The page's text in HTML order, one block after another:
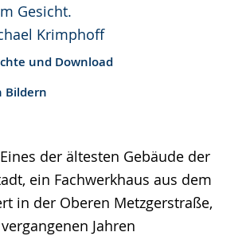
Gesicht.
Krimphoff
und Download
Bildern
der ältesten Gebäude der
ein Fachwerkhaus aus dem
in der Oberen Metzgerstraße,
Jahren